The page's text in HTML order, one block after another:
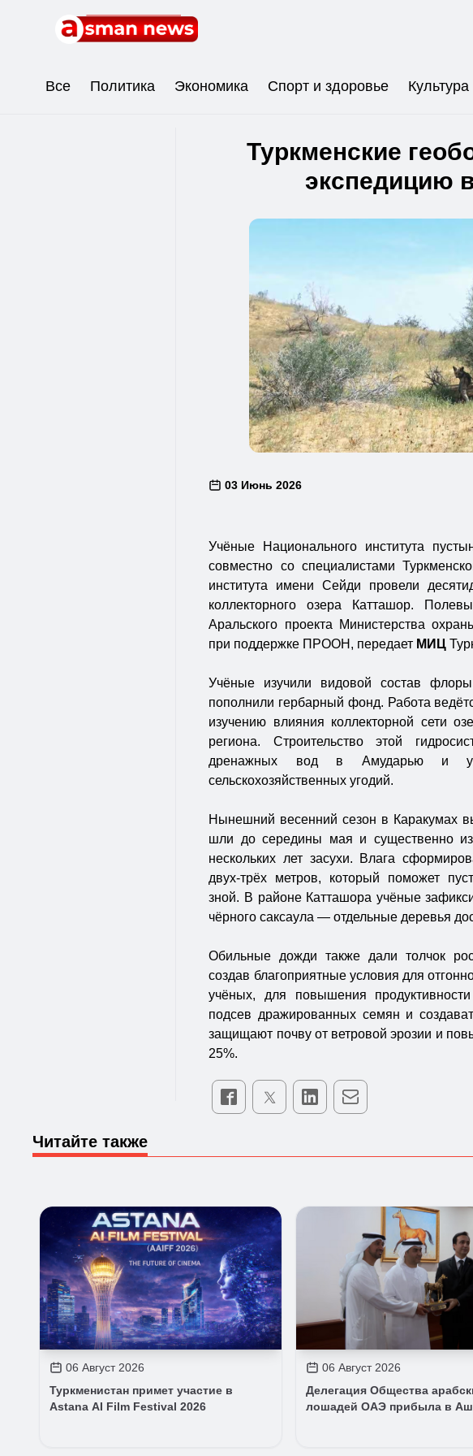
Все Политика Экономика Спорт и здоровье Культура
Туркменские
экспедицию
03 Июнь 2026
Учёные Национального института
совместно со специалистами
института имени Сейди провели
коллекторного озера Катташор.
Аральского проекта Министерства
при поддержке ПРООН, передает МИЦ
Учёные изучили видовой состав
пополнили гербарный фонд. Работа
изучению влияния коллекторной сети
региона. Строительство этой
дренажных вод в Амударью и
сельскохозяйственных угодий.
Нынешний весенний сезон в Каракумах
шли до середины мая и существенно
нескольких лет засухи. Влага
двух-трёх метров, который поможет
зной. В районе Катташора учёные
чёрного саксаула — отдельные деревья
Обильные дожди также дали толчок
создав благоприятные условия для
учёных, для повышения
подсев дражированных семян и
защищают почву от ветровой эрозии и
25%.
Читайте также
06 Август 2026
Туркменистан примет участие в
Astana AI Film Festival 2026
06 Август 2026
Делегация Общества
лошадей ОАЭ прибыла в